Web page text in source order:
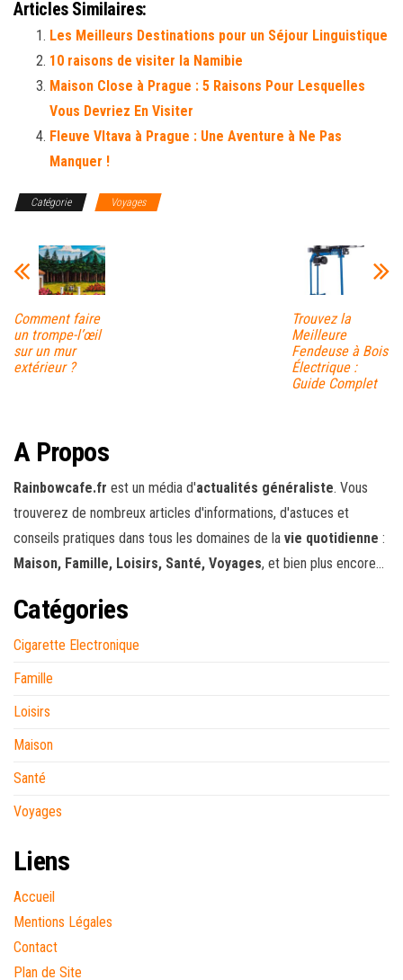
Articles Similaires:
Les Meilleurs Destinations pour un Séjour Linguistique
10 raisons de visiter la Namibie
Maison Close à Prague : 5 Raisons Pour Lesquelles
Vous Devriez En Visiter
Fleuve Vltava à Prague : Une Aventure à Ne Pas
Manquer !
Catégorie Voyages
Comment faire
un trompe-l’œil
sur un mur
extérieur ?
Trouvez la
Meilleure
Fendeuse à Bois
Électrique :
Guide Complet
A Propos
Rainbowcafe.fr est un média d'actualités généraliste. Vous
trouverez de nombreux articles d'informations, d'astuces et
conseils pratiques dans tous les domaines de la vie quotidienne :
Maison, Famille, Loisirs, Santé, Voyages, et bien plus encore...
Catégories
Cigarette Electronique
Famille
Loisirs
Maison
Santé
Voyages
Liens
Accueil
Mentions Légales
Contact
Plan de Site